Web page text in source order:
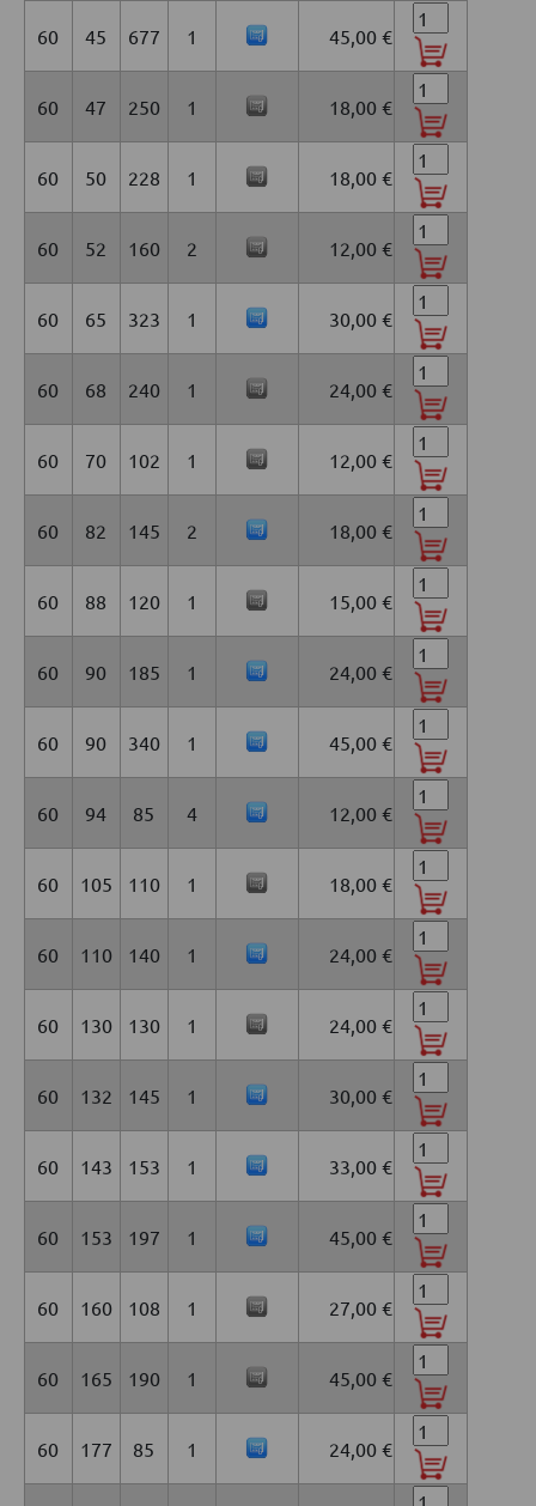
60 45 677 1 45,00 €
60 47 250 1 18,00 €
60 50 228 1 18,00 €
60 52 160 2 12,00 €
60 65 323 1 30,00 €
60 68 240 1 24,00 €
60 70 102 1 12,00 €
60 82 145 2 18,00 €
60 88 120 1 15,00 €
60 90 185 1 24,00 €
60 90 340 1 45,00 €
60 94 85 4 12,00 €
60 105 110 1 18,00 €
60 110 140 1 24,00 €
60 130 130 1 24,00 €
60 132 145 1 30,00 €
60 143 153 1 33,00 €
60 153 197 1 45,00 €
60 160 108 1 27,00 €
60 165 190 1 45,00 €
60 177 85 1 24,00 €